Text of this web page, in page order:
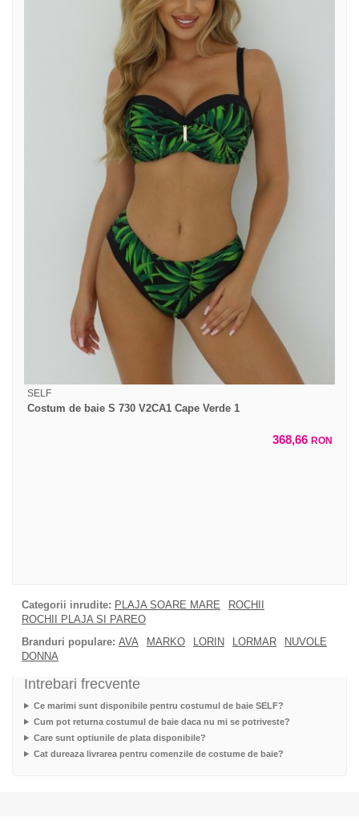
SELF
Costum de baie S 730 V2CA1 Cape Verde 1
368,66 RON
Categorii inrudite: PLAJA SOARE MARE
ROCHII
ROCHII PLAJA SI PAREO
Branduri populare: AVA MARKO LORIN LORMAR
NUVOLE
DONNA
Intrebari frecvente
Ce marimi sunt disponibile pentru costumul de baie SELF?
Cum pot returna costumul de baie daca nu mi se potriveste?
Care sunt optiunile de plata disponibile?
Cat dureaza livrarea pentru comenzile de costume de baie?